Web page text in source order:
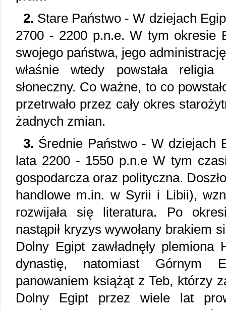
2. Stare Państwo - W dziejach
2700 - 2200 p.n.e. W tym okresie
swojego państwa, jego
właśnie wtedy powstała
słoneczny. Co ważne, to co
przetrwało przez cały okres
żadnych zmian.
3. Średnie Państwo - W dziejach
lata 2200 - 1550 p.n.e W tym
gospodarcza oraz polityczna.
handlowe m.in. w Syrii i Libii),
rozwijała się literatura. Po
nastąpił kryzys wywołany brakiem
Dolny Egipt zawładnęły
dynastię, natomiast Górnym
panowaniem książąt z Teb, którzy
Dolny Egipt przez wiele lat